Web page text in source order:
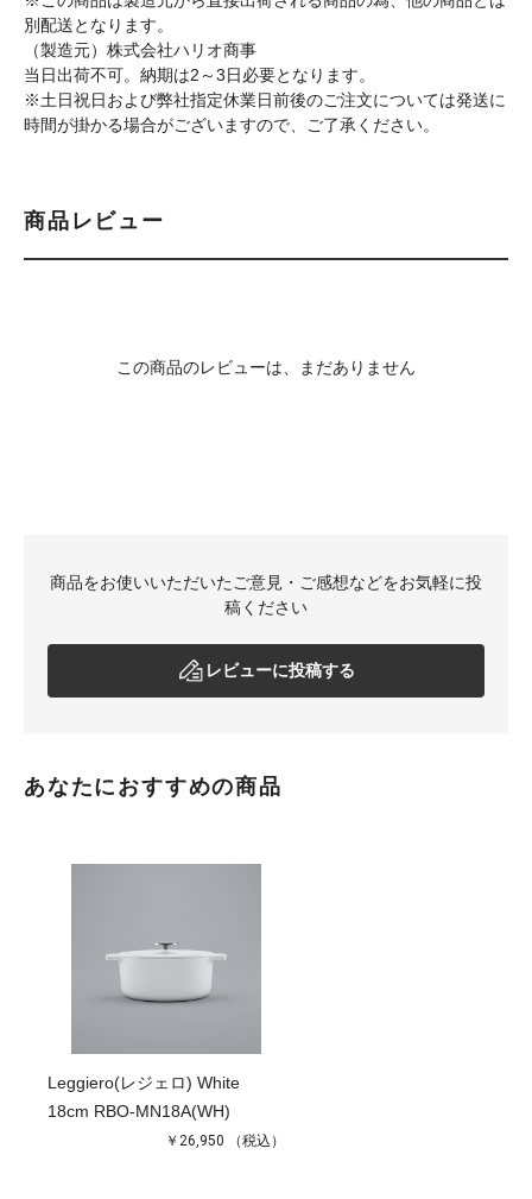
別配送となります。
（製造元）株式会社ハリオ商事
当日出荷不可。納期は2～3日必要となります。
※土日祝日および弊社指定休業日前後のご注文については発送に
時間が掛かる場合がございますので、ご了承ください。
商品レビュー
この商品のレビューは、まだありません
商品をお使いいただいたご意見・ご感想などをお気軽に投
稿ください
レビューに投稿する
あなたにおすすめの商品
Leggiero(レジェロ) White
18cm RBO-MN18A(WH)
￥26,950 （税込）